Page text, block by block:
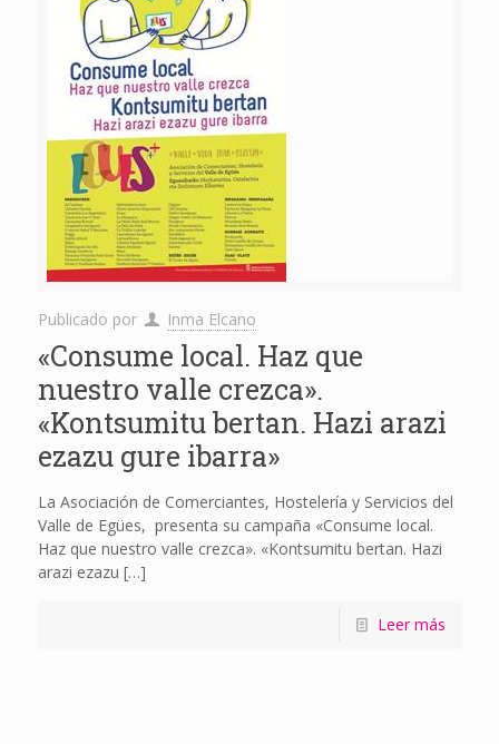
Publicado por Inma Elcano
«Consume local. Haz que
nuestro valle crezca».
«Kontsumitu bertan. Hazi arazi
ezazu gure ibarra»
La Asociación de Comerciantes, Hostelería y Servicios del
Valle de Egües, presenta su campaña «Consume local.
Haz que nuestro valle crezca». «Kontsumitu bertan. Hazi
arazi ezazu […]
Leer más